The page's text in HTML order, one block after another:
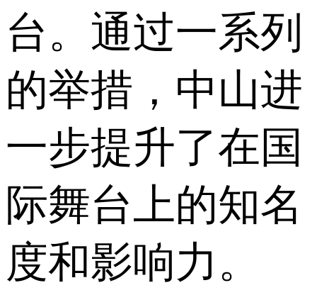
台。通过一系列
的举措，中山进
一步提升了在国
际舞台上的知名
度和影响力。